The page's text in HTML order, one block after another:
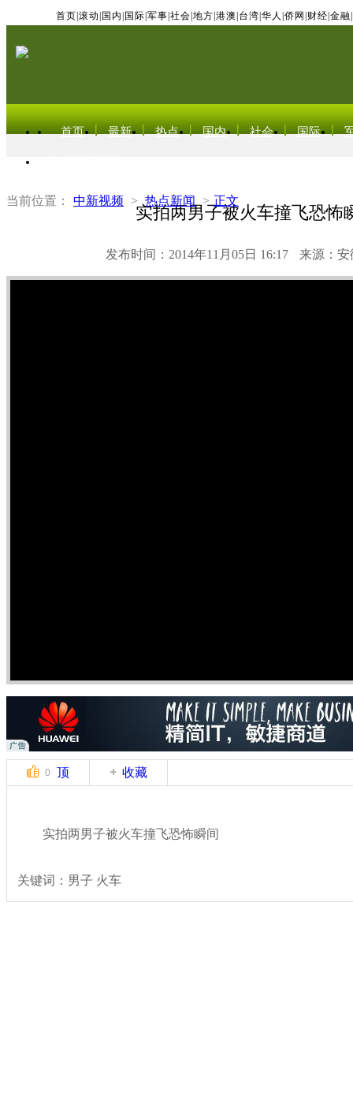
首页 滚动 国内 国际 军事 社会 地方 港澳 台湾 华人 侨网 财经 金融
首页 最新 热点 国内 社会 国际
当前位置： 中新视频 > 热点新闻 > 正文
实拍两男子被火车撞飞恐怖
发布时间：2014年11月05日 16:17 来源：安
0 顶 收藏
实拍两男子被火车撞飞恐怖瞬间
关键词：男子 火车